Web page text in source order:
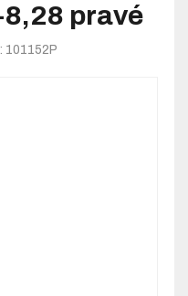
8,28 pravé
101152P